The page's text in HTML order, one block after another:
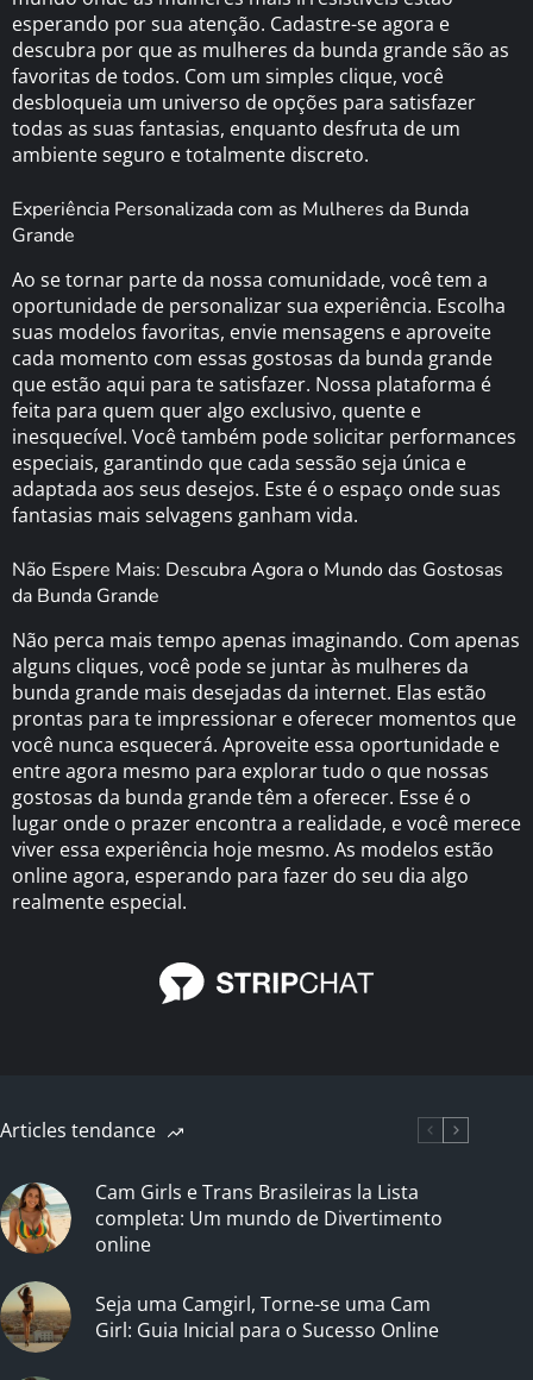
esperando por sua atenção. Cadastre-se agora e
descubra por que as mulheres da bunda grande são as
favoritas de todos. Com um simples clique, você
desbloqueia um universo de opções para satisfazer
todas as suas fantasias, enquanto desfruta de um
ambiente seguro e totalmente discreto.
Experiência Personalizada com as Mulheres da Bunda
Grande
Ao se tornar parte da nossa comunidade, você tem a
oportunidade de personalizar sua experiência. Escolha
suas modelos favoritas, envie mensagens e aproveite
cada momento com essas gostosas da bunda grande
que estão aqui para te satisfazer. Nossa plataforma é
feita para quem quer algo exclusivo, quente e
inesquecível. Você também pode solicitar performances
especiais, garantindo que cada sessão seja única e
adaptada aos seus desejos. Este é o espaço onde suas
fantasias mais selvagens ganham vida.
Não Espere Mais: Descubra Agora o Mundo das Gostosas
da Bunda Grande
Não perca mais tempo apenas imaginando. Com apenas
alguns cliques, você pode se juntar às mulheres da
bunda grande mais desejadas da internet. Elas estão
prontas para te impressionar e oferecer momentos que
você nunca esquecerá. Aproveite essa oportunidade e
entre agora mesmo para explorar tudo o que nossas
gostosas da bunda grande têm a oferecer. Esse é o
lugar onde o prazer encontra a realidade, e você merece
viver essa experiência hoje mesmo. As modelos estão
online agora, esperando para fazer do seu dia algo
realmente especial.
Articles tendance
Cam Girls e Trans Brasileiras la Lista
completa: Um mundo de Divertimento
online
Seja uma Camgirl, Torne-se uma Cam
Girl: Guia Inicial para o Sucesso Online